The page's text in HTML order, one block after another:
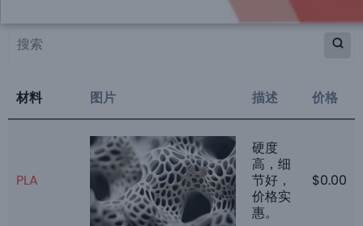
数控加工金属
数控加工塑料
注塑模具
注射成型塑料
3D打印塑料
材料 图片 描述 价格
PLA
硬度
高，细
节好，
价格实
惠。
$0.00